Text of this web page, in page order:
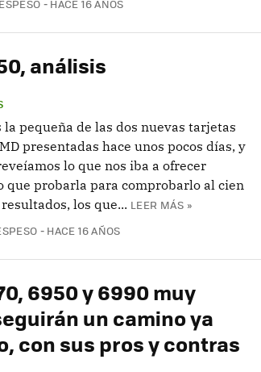
HACE 16 AÑOS
análisis
la pequeña de las dos nuevas tarjetas
presentadas hace unos pocos días, y
lo que nos iba a ofrecer
que probarla para comprobarlo al cien
los que... LEER MÁS »
HACE 16 AÑOS
6950 y 6990 muy
un camino ya
con sus pros y contras